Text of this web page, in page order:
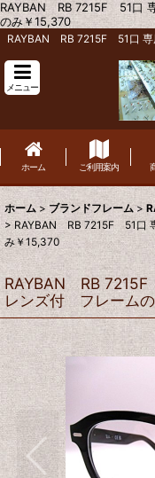
RAYBAN RB 7215F 51口
のみ￥15,370
RAYBAN RB 7215F 51口
メニュー
ホーム ご利用案内
ホーム > ブランドフレーム >
> RAYBAN RB 7215F 51口
み￥15,370
RAYBAN RB
レンズ付 フレーム